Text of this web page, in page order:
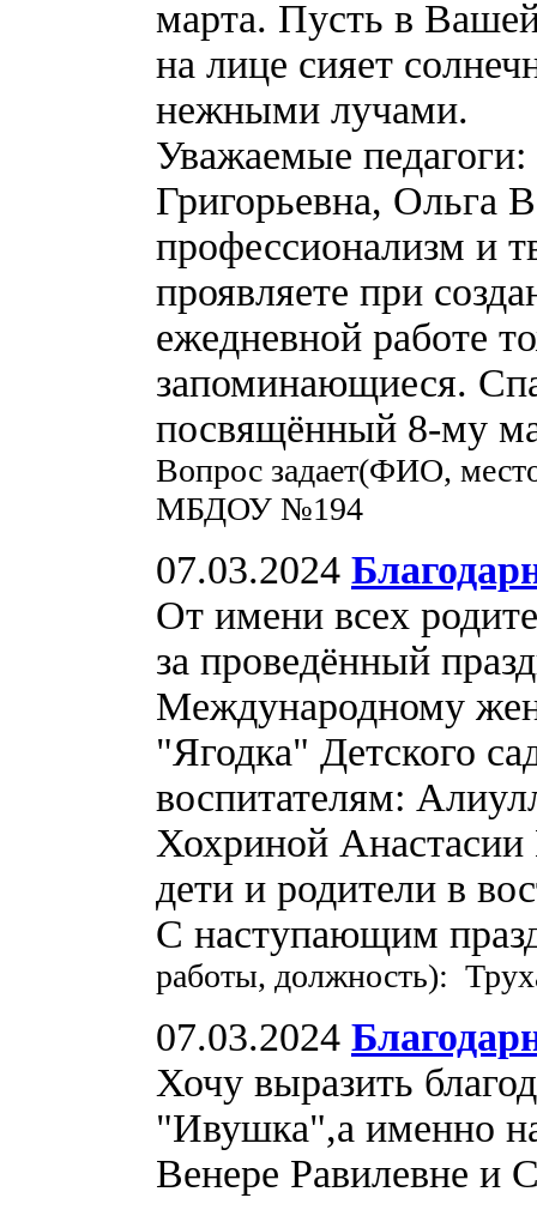
марта. Пусть в
на лице сияет
нежными лучами.
Уважаемые
Григорьевна, Ольга
профессионализм и
проявляете при
ежедневной работе
запоминающиеся.
посвящённый 8-му
Вопрос задает(ФИО,
МБДОУ №194
07.03.2024
От имени всех
за проведённый
Международному
"Ягодка" Детского
воспитателям:
Хохриной
дети и родители в
С наступающим
работы, должность):
07.03.2024
Хочу выразить
"Ивушка",а именно
Венере Равилевне и